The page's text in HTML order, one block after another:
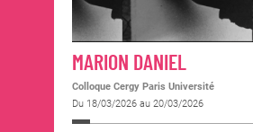
MARION DANIEL
Colloque Cergy Paris Université
Du 18/03/2026 au 20/03/2026